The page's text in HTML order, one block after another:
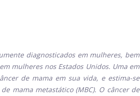
diagnosticados em mulheres, bem
mulheres nos Estados Unidos. Uma em
de mama em sua vida, e estima-se
mama metastático (MBC). O câncer de